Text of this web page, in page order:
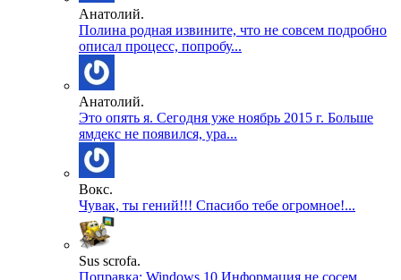
Анатолий.
Полина родная извините, что не совсем подробно
описал процесс, попробу...
Анатолий.
Это опять я. Сегодня уже ноябрь 2015 г. Больше
ямдекс не появился, ура...
Вокс.
Чувак, ты гений!!! Спасибо тебе огромное!...
Sus scrofa.
Поправка: Windows 10 Информация не сосем